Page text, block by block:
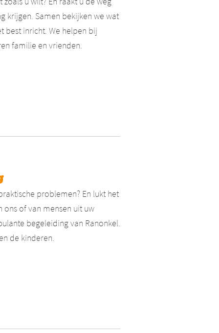
krijgen. Samen bekijken we wat
best inricht. We helpen bij
familie en vrienden.
problemen? En lukt het
of van mensen uit uw
begeleiding van Ranonkel.
de kinderen.